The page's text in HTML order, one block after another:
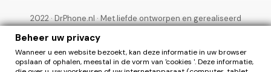
2022 · DrPhone.nl · Met liefde ontworpen en gerealiseerd
Beheer uw privacy
Wanneer u een website bezoekt, kan deze informatie in uw browser
opslaan of ophalen, meestal in de vorm van 'cookies '. Deze informatie,